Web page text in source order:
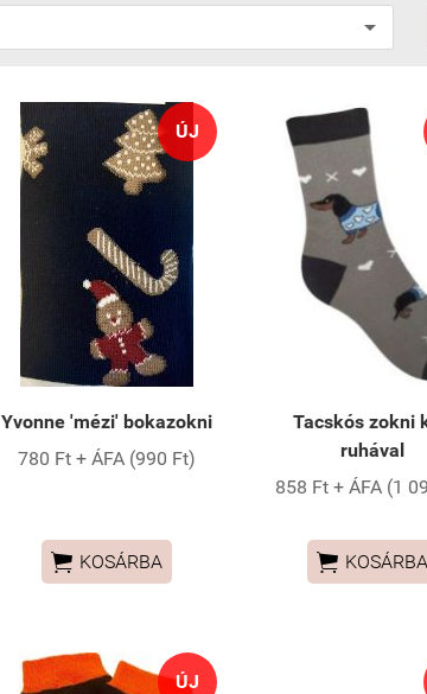
ÚJ
Yvonne 'mézi' bokazokni
780 Ft + ÁFA (990 Ft)
 KOSÁRBA
Tacskós zokni
ruhával
858 Ft + ÁFA (1
 KOSÁRBA
ÚJ